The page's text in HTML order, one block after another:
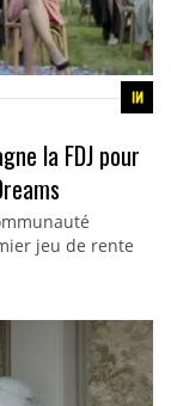
la FDJ pour
jeu de rente